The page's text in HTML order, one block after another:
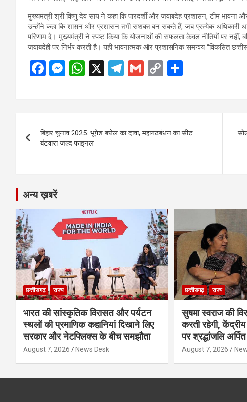
मुख्यमंत्री श्री विष्णु देव साय ने कहा कि पारदर्शी और जवाबदेह प्रशासन, टीम भावना
उन्होंने कहा कि शासन और प्रशासन तभी सशक्त बन सकते हैं, जब प्रत्येक अधिकारी
परिणाम दे। मुख्यमंत्री ने स्पष्ट किया कि योजनाओं की सफलता केवल नीतियों पर नहीं,
जवाबदेही पर निर्भर करती है। यही भावनात्मक और प्रशासनिक समन्वय “विकसित
F
ce
o
o
M
se
g
er
W
at
A
p
X
T
e
a
G
ail
C
py
n
ar
navigation
बिहार चुनाव 2025: भूपेश बघेल का दावा, महागठबंधन का सीट
बंटवारा जल्द फाइनल
अन्य ख़बरें
छत्तीसगढ़ राज्य
भारत की सांस्कृतिक विरासत और पर्यटन
स्थलों की प्रमाणिक कहानियां दिखाने लिए
सरकार और नेटफ्लिक्स के बीच समझौता
August 7, 2026 News Desk
छत्तीसगढ़ राज्य
सुषमा स्वराज की
करती रहेगी,
पर श्रद्धांजलि
August 7, 2026